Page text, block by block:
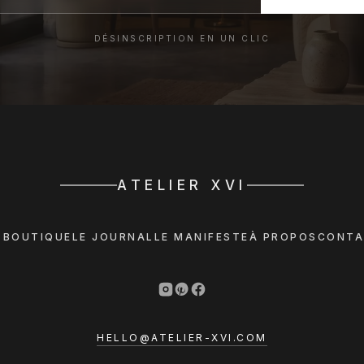
DÉSINSCRIPTION EN UN CLIC
ATELIER XVI
LE JOURNAL LE MANIFESTE À PROPOS
HELLO@ATELIER-XVI.COM